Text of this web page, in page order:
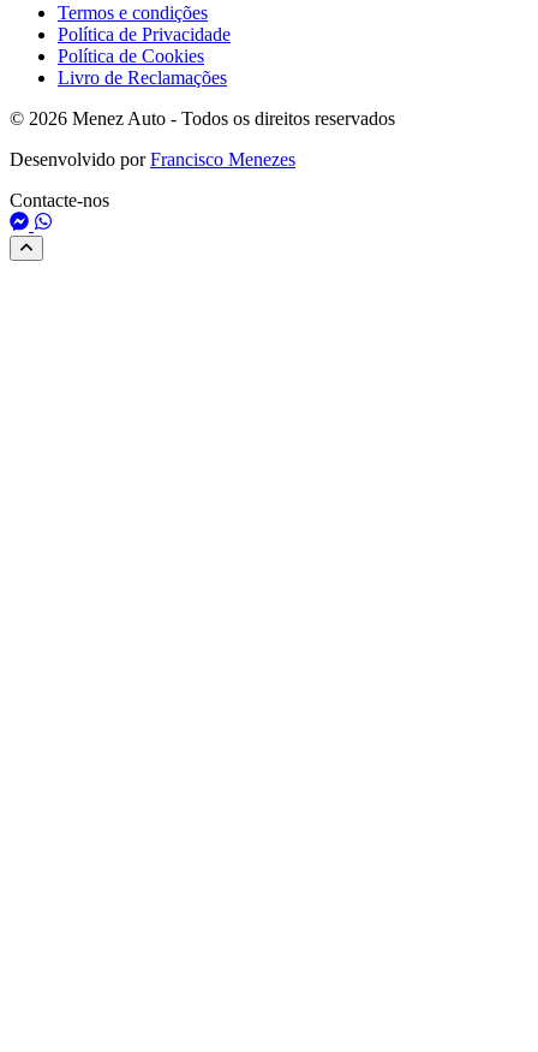
Termos e condições
Política de Privacidade
Política de Cookies
Livro de Reclamações
© 2026 Menez Auto - Todos os direitos reservados
Desenvolvido porFrancisco Menezes
Contacte-nos